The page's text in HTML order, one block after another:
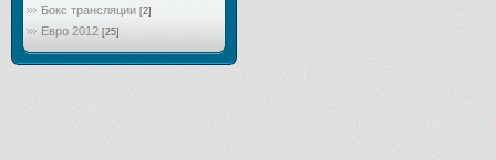
Бокс трансляции [2]
Евро 2012 [25]